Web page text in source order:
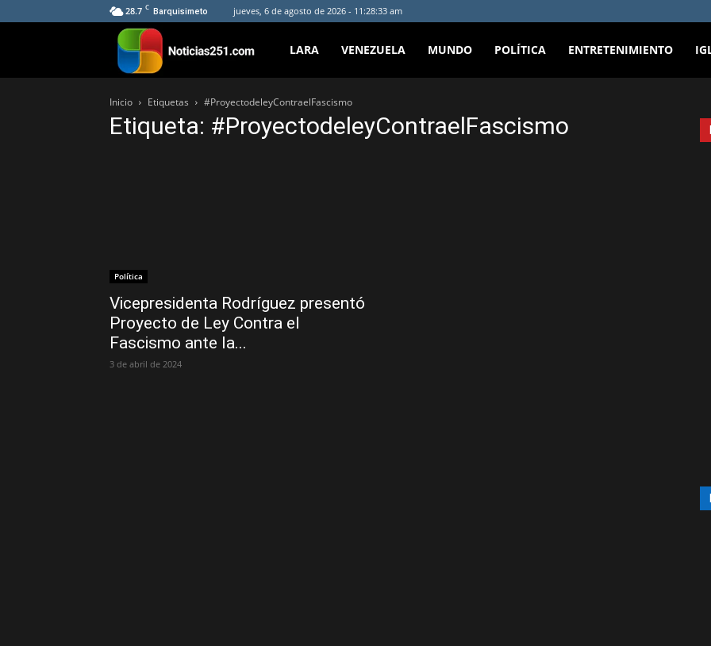
28.7 C Barquisimeto jueves, 6 de agosto de 2026 - 11:28:33 am
Noticias251
LARA VENEZUELA MUNDO POLÍTICA ENTRETENIMIENTO
Inicio Etiquetas #ProyectodeleyContraelFascismo
Etiqueta: #ProyectodeleyContraelFascismo
Política
Vicepresidenta Rodríguez presentó
Proyecto de Ley Contra el
Fascismo ante la...
3 de abril de 2024